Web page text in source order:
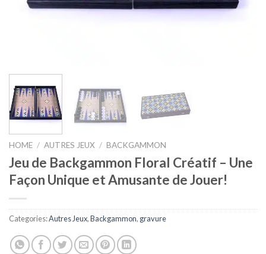
HOME / AUTRES JEUX / BACKGAMMON
Jeu de Backgammon Floral Créatif – Une
Façon Unique et Amusante de Jouer!
Categories:Autres Jeux,Backgammon, gravure